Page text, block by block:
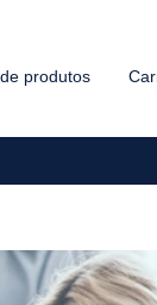
produtos